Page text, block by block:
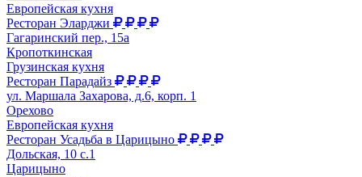
Европейская кухня
Ресторан Эларджи
Гагаринский пер., 15а
Кропоткинская
Грузинская кухня
Ресторан Парадайз
ул. Маршала Захарова, д.6, корп. 1
Орехово
Европейская кухня
Ресторан Усадьба в Царицыно
Дольская, 10 с.1
Царицыно